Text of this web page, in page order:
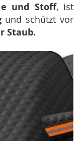
und Stoff, ist
und schützt vor
Staub.